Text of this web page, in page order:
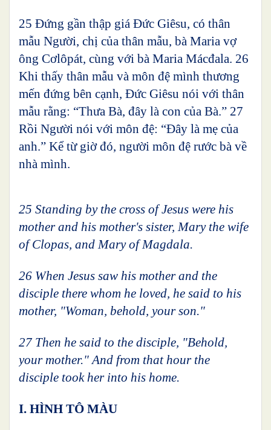
25 Đứng gần thập giá Đức Giêsu, có thân
mẫu Người, chị của thân mẫu, bà Maria vợ
ông Cơlôpát, cùng với bà Maria Mácđala. 26
Khi thấy thân mẫu và môn đệ mình thương
mến đứng bên cạnh, Đức Giêsu nói với thân
mẫu rằng: “Thưa Bà, đây là con của Bà.” 27
Rồi Người nói với môn đệ: “Đây là mẹ của
anh.” Kể từ giờ đó, người môn đệ rước bà về
nhà mình.
25 Standing by the cross of Jesus were his
mother and his mother's sister, Mary the wife
of Clopas, and Mary of Magdala.
26 When Jesus saw his mother and the
disciple there whom he loved, he said to his
mother, "Woman, behold, your son."
27 Then he said to the disciple, "Behold,
your mother." And from that hour the
disciple took her into his home.
I. HÌNH TÔ MÀU